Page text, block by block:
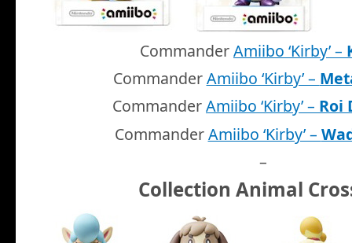
CommanderAmiibo ‘Kirby’ –
CommanderAmiibo ‘Kirby’ –
CommanderAmiibo ‘Kirby’ – Roi
CommanderAmiibo ‘Kirby’ –
–
Collection Animal